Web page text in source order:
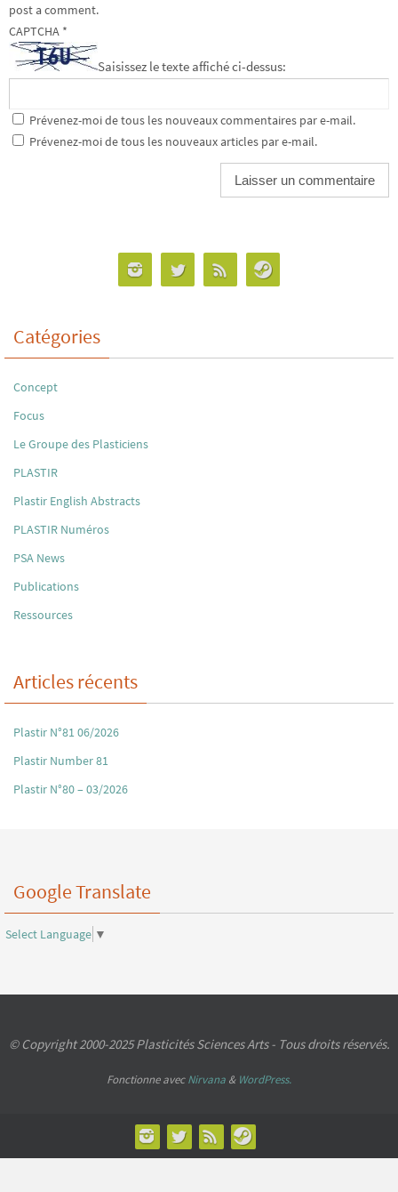
post a comment.
CAPTCHA *
Saisissez le texte affiché ci-dessus:
Prévenez-moi de tous les nouveaux commentaires par e-mail.
Prévenez-moi de tous les nouveaux articles par e-mail.
Catégories
Concept
Focus
Le Groupe des Plasticiens
PLASTIR
Plastir English Abstracts
PLASTIR Numéros
PSA News
Publications
Ressources
Articles récents
Plastir N°81 06/2026
Plastir Number 81
Plastir N°80 – 03/2026
Google Translate
Select Language ▼
© Copyright 2000-2025 Plasticités Sciences Arts - Tous droits réservés.
Fonctionne avecNirvana & WordPress.